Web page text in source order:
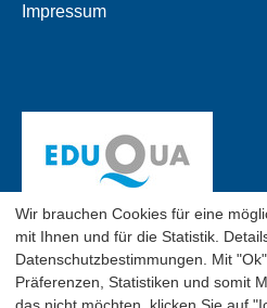
Impressum
Wir brauchen Cookies für eine
mit Ihnen und für die Statistik.
Datenschutzbestimmungen. Mit
Präferenzen, Statistiken und somit